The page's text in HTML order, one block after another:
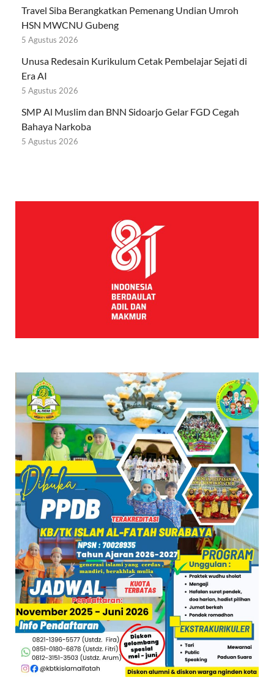
Travel Siba Berangkatkan Pemenang Undian Umroh
HSN MWCNU Gubeng
5 Agustus 2026
Unusa Redesain Kurikulum Cetak Pembelajar Sejati di
Era AI
5 Agustus 2026
SMP Al Muslim dan BNN Sidoarjo Gelar FGD Cegah
Bahaya Narkoba
5 Agustus 2026